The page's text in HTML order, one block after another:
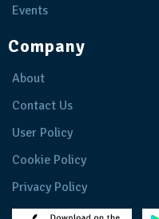
Events
Company
About
Contact Us
User Policy
Cookie Policy
Privacy Policy